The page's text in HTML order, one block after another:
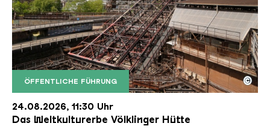
ÖFFENTLICHE FÜHRUNG
Der Erzschrägaufzug der Völklinger Hütte mit
Copyright: Weltkulturerbe Völklinger Hütte | Karl
©
24.08.2026, 11:30 Uhr
Das Weltkulturerbe Völklinger Hütte